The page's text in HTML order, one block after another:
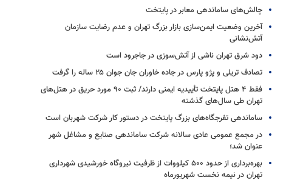
چالش‌های ساماندهی معابر در پایتخت
آخرین وضعیت ایمن‌سازی بازار بزرگ تهران و عدم رضایت سازمان
آتش‌نشانی
دود شرق تهران ناشی از آتش‌سوزی در جاجرود است
تصادف تریلی و پژو پارس در جاده خاوران جان جوان ۲۵ ساله را گرفت
فقط ۴ هتل پایتخت تأییدیه ایمنی دارند/ ثبت ۹۰ مورد حریق در هتل‌های
تهران طی سال‌های گذشته
ساماندهی تفرجگاه‌های بزرگ پایتخت در دستور کار شرکت شهربان است
در مجمع عمومی عادی سالانه شرکت ساماندهی صنایع و مشاغل شهر
عنوان شد؛
بهره‌برداری از حدود ۵۰۰ کیلووات از ظرفیت نیروگاه خورشیدی شهرداری
تهران در نیمه نخست شهریورماه